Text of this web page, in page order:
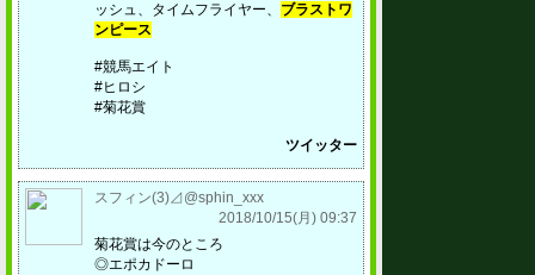
ッシュ、タイムフライヤー、 ブラストワ
ンピース
#競馬エイト
#ヒロシ
#菊花賞
ツイッター
スフィン(3)⊿@sphin_xxx
2018/10/15(月) 09:37
菊花賞は今のところ
◎エポカドーロ